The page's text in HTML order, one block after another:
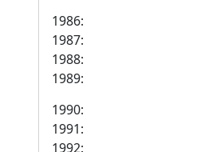
1986:
1987:
1988:
1989:
1990:
1991:
1992: